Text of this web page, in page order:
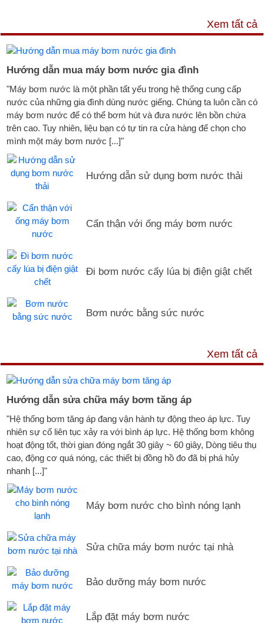
Xem tất cả
Hướng dẫn mua máy bơm nước gia đình
"Máy bơm nước là một phần tất yếu trong hệ thống cung cấp
nước của những gia đình dùng nước giếng. Chúng ta luôn cần có
máy bơm nước để có thể bơm hút và đưa nước lên bồn chứa
trên cao. Tuy nhiên, liệu bạn có tự tin ra cửa hàng để chọn cho
mình một máy bơm nước [...]"
Hướng dẫn sử dụng bơm nước thải
Cẩn thận với ống máy bơm nước
Đi bơm nước cấy lúa bị điện giật chết
Bơm nước bằng sức nước
Xem tất cả
Hướng dẫn sửa chữa máy bơm tăng áp
"Hệ thống bơm tăng áp đang vận hành tự động theo áp lực. Tuy
nhiên sự cố liên tục xảy ra với bình áp lực. Hệ thống bơm không
hoạt động tốt, thời gian đóng ngắt 30 giây ~ 60 giây, Dòng tiêu thụ
cao, động cơ quá nóng, các thiết bị đồng hồ đo đã bị phá hủy
nhanh [...]"
Máy bơm nước cho bình nóng lạnh
Sửa chữa máy bơm nước tại nhà
Bảo dưỡng máy bơm nước
Lắp đặt máy bơm nước